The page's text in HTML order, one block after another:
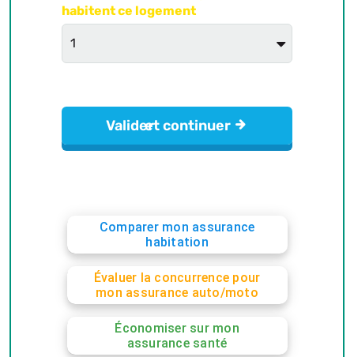
Comparer mon assurance
habitation
Évaluer la concurrence pour
mon assurance auto/moto
Économiser sur mon
assurance santé